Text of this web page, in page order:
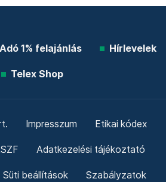
Adó 1% felajánlás Hírlevelek
Telex Shop
Impresszum Etikai kódex
Adatkezelési tájékoztató
Süti beállítások Szabályzatok